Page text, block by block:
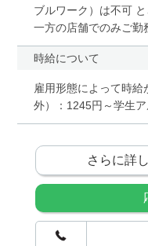
ブルワーク）は不可
一方の店舗でのみご勤
時給について
雇用形態によって時給
外）：1245円～学生
さらに詳